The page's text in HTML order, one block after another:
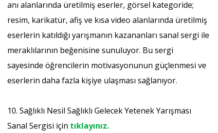
anı alanlarında üretilmiş eserler, görsel kategoride;
resim, karikatür, afiş ve kısa video alanlarında üretilmiş
eserlerin katıldığı yarışmanın kazananları sanal sergi ile
meraklılarının beğenisine sunuluyor. Bu sergi
sayesinde öğrencilerin motivasyonunun güçlenmesi ve
eserlerin daha fazla kişiye ulaşması sağlanıyor.
10. Sağlıklı Nesil Sağlıklı Gelecek Yetenek Yarışması
Sanal Sergisi için tıklayınız.